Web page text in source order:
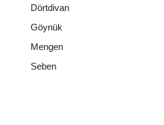
Dörtdivan
Göynük
Mengen
Seben